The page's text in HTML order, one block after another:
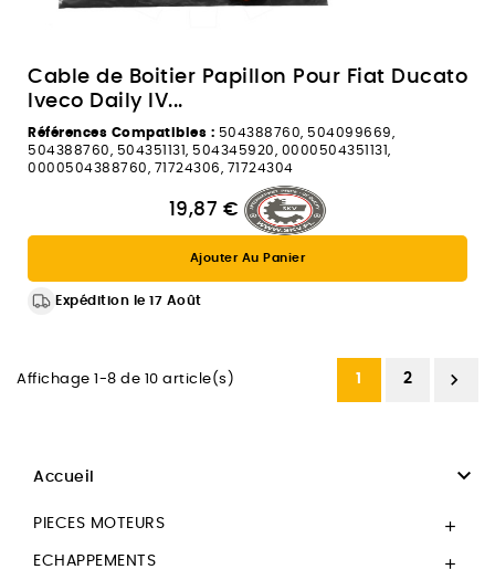
Cable de Boitier Papillon Pour Fiat Ducato
Iveco Daily IV...
Références Compatibles : 504388760, 504099669,
504388760, 504351131, 504345920, 0000504351131,
0000504388760, 71724306, 71724304
19,87 €
Ajouter Au Panier
Expédition le 17 Août
Affichage 1-8 de 10 article(s) 1 2 
Accueil 
PIECES MOTEURS 
ECHAPPEMENTS 